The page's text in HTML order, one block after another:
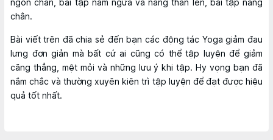
chân.
Bài viết trên đã chia sẻ đến bạn các động tác Yoga giảm đau
lưng đơn giản mà bất cứ ai cũng có thể tập luyện để giảm
căng thẳng, mệt mỏi và những lưu ý khi tập. Hy vọng bạn đã
nắm chắc và thường xuyên kiên trì tập luyện để đạt được hiệu
quả tốt nhất.